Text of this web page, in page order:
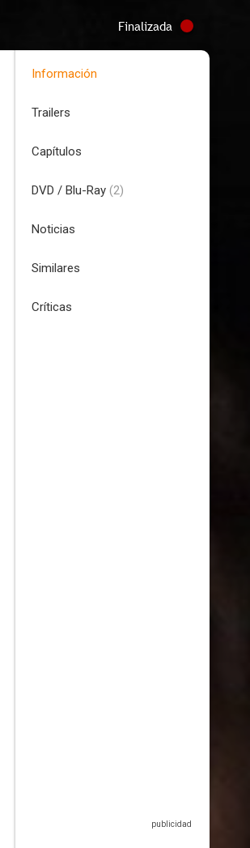
Finalizada
Información
Trailers
Capítulos
DVD / Blu-Ray (2)
Noticias
Similares
Críticas